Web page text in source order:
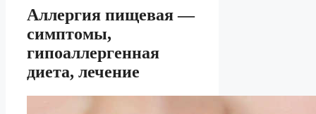
Аллергия пищевая —
симптомы,
гипоаллергенная
диета, лечение